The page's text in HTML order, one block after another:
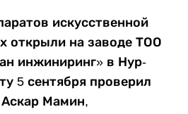
искусственной
открыли на заводе ТОО
инжиниринг» в Нур-
5 сентября проверил
Мамин,